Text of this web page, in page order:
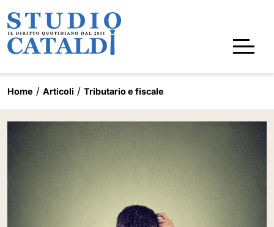
Home Articoli Tributario e fiscale